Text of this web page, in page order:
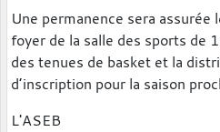
Une permanence sera
foyer de la salle des sports de
des tenues de basket et la
d’inscription pour la saison
L'ASEB